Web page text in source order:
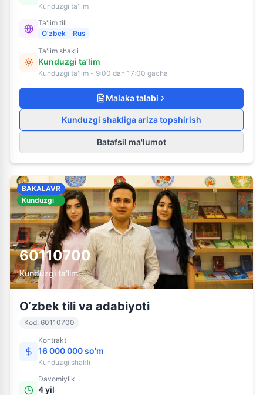
Kunduzgi ta'lim
Ta'lim tili
O'zbek
Rus
Ta'lim shakli
Kunduzgi ta'lim
Kunduzgi ta'lim - 9:00 dan 17:00 gacha
Malaka talabi
Kunduzgi shakliga ariza topshirish
Batafsil ma'lumot
60110700
Kunduzgi ta'lim
BAKALAVR
Kunduzgi
O‘zbek tili va adabiyoti
Kod: 60110700
Kontrakt
16 000 000 so'm
Kunduzgi shakli
Davomiylik
4 yil